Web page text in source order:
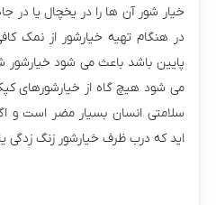
خیار شور آن ها را در یخچال یا در
در هنگام تهیه خیارشور از نمک
پایین باشد باعث می شود
می شود هیچ گاه از خیارشورهای
سلامتی انسان بسیار مضر است و
اید که درب ظرف خیارشور زنگ زدگی